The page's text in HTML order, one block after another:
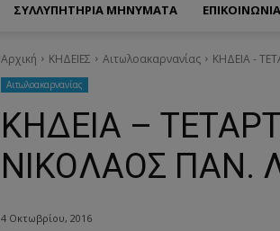
ΣΥΛΛΥΠΗΤΗΡΙΑ ΜΗΝΥΜΑΤΑ ΕΠΙΚΟΙΝΩΝΊΑ
Αρχική ΚΗΔΕΙΕΣ Aιτωλοακαρνανίας ΚΗΔΕΙΑ -
Aιτωλοακαρνανίας
ΚΗΔΕΙΑ –
ΝΙΚΟΛΑΟΣ ΠΑΝ.
4 Οκτωβρίου, 2016